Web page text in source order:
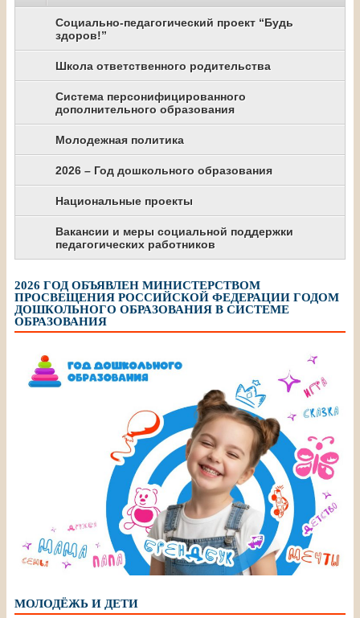
Социально-педагогический проект “Будь
здоров!”
Школа ответственного родительства
Система персонифицированного
дополнительного образования
Молодежная политика
2026 – Год дошкольного образования
Национальные проекты
Вакансии и меры социальной поддержки
педагогических работников
2026 ГОД ОБЪЯВЛЕН МИНИСТЕРСТВОМ
ПРОСВЕЩЕНИЯ РОССИЙСКОЙ ФЕДЕРАЦИИ ГОДОМ
ДОШКОЛЬНОГО ОБРАЗОВАНИЯ В СИСТЕМЕ
ОБРАЗОВАНИЯ
МОЛОДЁЖЬ И ДЕТИ